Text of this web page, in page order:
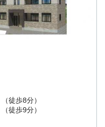
（徒歩8分）
（徒歩9分）